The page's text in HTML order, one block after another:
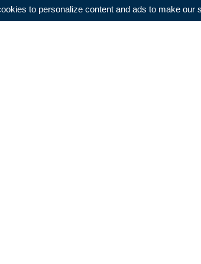
to personalize content and ads to make our